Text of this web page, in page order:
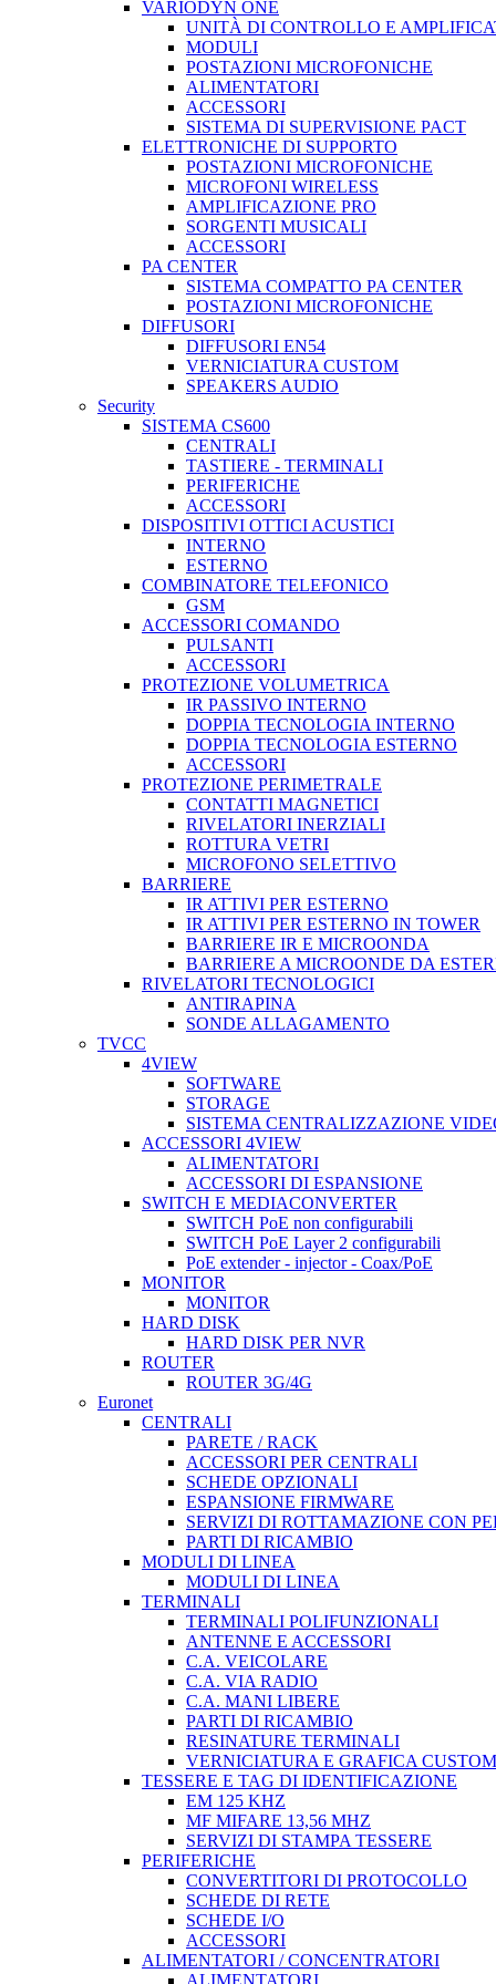
VARIODYN ONE
UNITÀ DI CONTROLLO E
MODULI
POSTAZIONI MICROFONICHE
ALIMENTATORI
ACCESSORI
SISTEMA DI SUPERVISIONE PACT
ELETTRONICHE DI SUPPORTO
POSTAZIONI MICROFONICHE
MICROFONI WIRELESS
AMPLIFICAZIONE PRO
SORGENTI MUSICALI
ACCESSORI
PA CENTER
SISTEMA COMPATTO PA CENTER
POSTAZIONI MICROFONICHE
DIFFUSORI
DIFFUSORI EN54
VERNICIATURA CUSTOM
SPEAKERS AUDIO
Security
SISTEMA CS600
CENTRALI
TASTIERE - TERMINALI
PERIFERICHE
ACCESSORI
DISPOSITIVI OTTICI ACUSTICI
INTERNO
ESTERNO
COMBINATORE TELEFONICO
GSM
ACCESSORI COMANDO
PULSANTI
ACCESSORI
PROTEZIONE VOLUMETRICA
IR PASSIVO INTERNO
DOPPIA TECNOLOGIA INTERNO
DOPPIA TECNOLOGIA ESTERNO
ACCESSORI
PROTEZIONE PERIMETRALE
CONTATTI MAGNETICI
RIVELATORI INERZIALI
ROTTURA VETRI
MICROFONO SELETTIVO
BARRIERE
IR ATTIVI PER ESTERNO
IR ATTIVI PER ESTERNO IN TOWER
BARRIERE IR E MICROONDA
BARRIERE A MICROONDE DA
RIVELATORI TECNOLOGICI
ANTIRAPINA
SONDE ALLAGAMENTO
TVCC
4VIEW
SOFTWARE
STORAGE
SISTEMA CENTRALIZZAZIONE
ACCESSORI 4VIEW
ALIMENTATORI
ACCESSORI DI ESPANSIONE
SWITCH E MEDIACONVERTER
SWITCH PoE non configurabili
SWITCH PoE Layer 2 configurabili
PoE extender - injector - Coax/PoE
MONITOR
MONITOR
HARD DISK
HARD DISK PER NVR
ROUTER
ROUTER 3G/4G
Euronet
CENTRALI
PARETE / RACK
ACCESSORI PER CENTRALI
SCHEDE OPZIONALI
ESPANSIONE FIRMWARE
SERVIZI DI ROTTAMAZIONE CON
PARTI DI RICAMBIO
MODULI DI LINEA
MODULI DI LINEA
TERMINALI
TERMINALI POLIFUNZIONALI
ANTENNE E ACCESSORI
C.A. VEICOLARE
C.A. VIA RADIO
C.A. MANI LIBERE
PARTI DI RICAMBIO
RESINATURE TERMINALI
VERNICIATURA E GRAFICA CUSTOM
TESSERE E TAG DI IDENTIFICAZIONE
EM 125 KHZ
MF MIFARE 13,56 MHZ
SERVIZI DI STAMPA TESSERE
PERIFERICHE
CONVERTITORI DI PROTOCOLLO
SCHEDE DI RETE
SCHEDE I/O
ACCESSORI
ALIMENTATORI / CONCENTRATORI
ALIMENTATORI